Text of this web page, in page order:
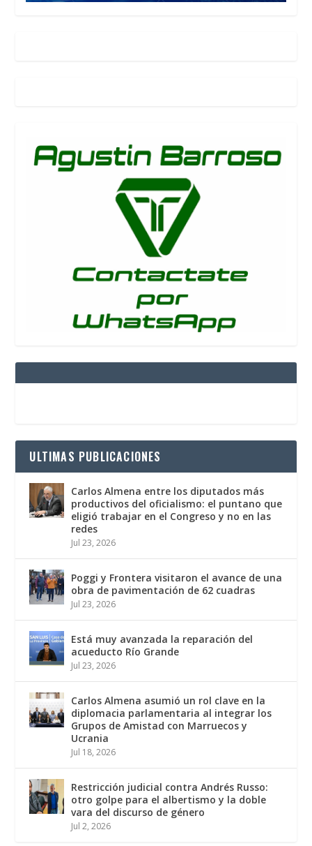
ULTIMAS PUBLICACIONES
Carlos Almena entre los diputados más
productivos del oficialismo: el puntano que
eligió trabajar en el Congreso y no en las
redes
Jul 23, 2026
Poggi y Frontera visitaron el avance de una
obra de pavimentación de 62 cuadras
Jul 23, 2026
Está muy avanzada la reparación del
acueducto Río Grande
Jul 23, 2026
Carlos Almena asumió un rol clave en la
diplomacia parlamentaria al integrar los
Grupos de Amistad con Marruecos y
Ucrania
Jul 18, 2026
Restricción judicial contra Andrés Russo:
otro golpe para el albertismo y la doble
vara del discurso de género
Jul 2, 2026